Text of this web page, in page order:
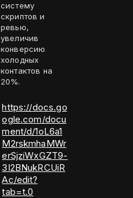
систему
скриптов и
ревью,
увеличив
конверсию
холодных
контактов на
20%.
https://docs.go
ogle.com/docu
ment/d/1oL6a1
M2rskmhaMWr
erSjziWxGZT9-
3I2BNukRCUiR
Ac/edit?
tab=t.0